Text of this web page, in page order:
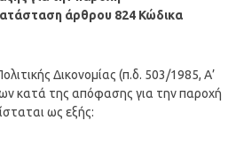
άρθρου 824 Κώδικα
Δικονομίας (π.δ. 503/1985, Α’
κατά της απόφασης για την παροχή
ως εξής: